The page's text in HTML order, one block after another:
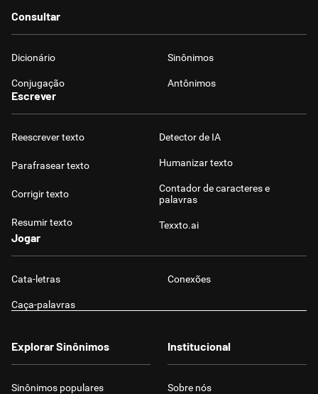
Consultar
Dicionário Sinônimos
Conjugação Antônimos
Escrever
Reescrever texto
Parafrasear texto
Corrigir texto
Resumir texto
Detector de IA
Humanizar texto
Contador de caracteres e
palavras
Texxto.ai
Jogar
Cata-letras Conexões
Caça-palavras
Explorar Sinônimos
Sinônimos populares
Institucional
Sobre nós